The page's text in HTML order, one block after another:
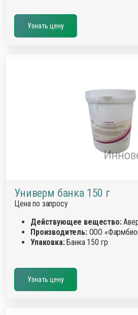
Узнать цену
Универм банка 150 г
Цена по запросу
Действующее вещество:
Производитель:ООО
Упаковка:Банка 150 гр
Узнать цену